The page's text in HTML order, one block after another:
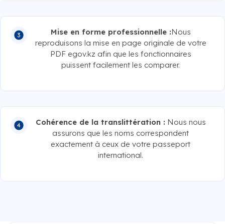
Mise en forme professionnelle :Nous
reproduisons la mise en page originale de votre
PDF egov.kz afin que les fonctionnaires
puissent facilement les comparer.
Cohérence de la translittération : Nous nous
assurons que les noms correspondent
exactement à ceux de votre passeport
international.